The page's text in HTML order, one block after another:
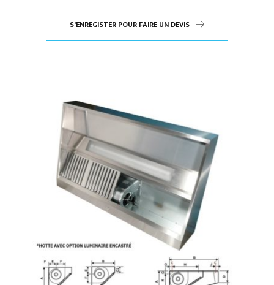
S'ENREGISTER POUR FAIRE UN DEVIS